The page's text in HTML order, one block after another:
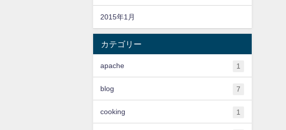
2015年1月
カテゴリー
apache 1
blog 7
cooking 1